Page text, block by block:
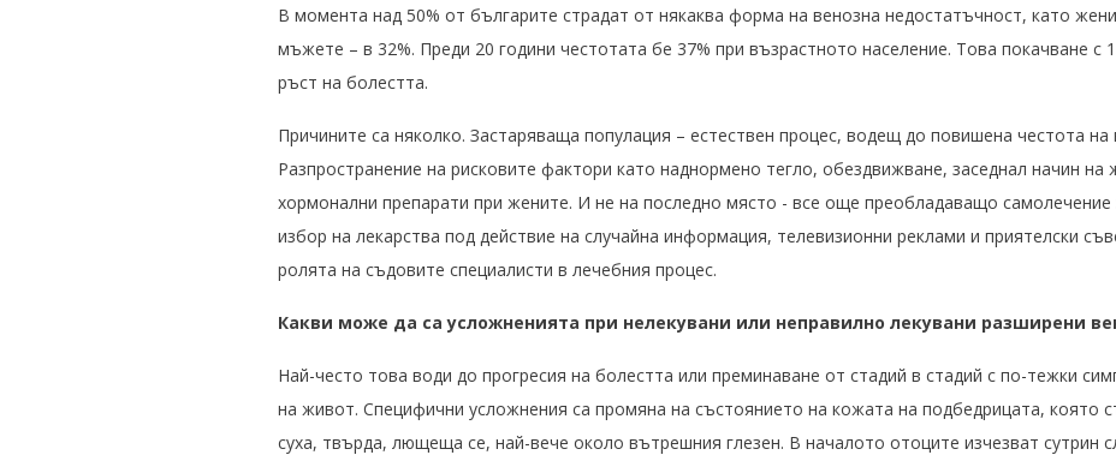
В момента над 50% от българите страдат от някаква форма на венозна недостатъчност, като
мъжете – в 32%. Преди 20 години честотата бе 37% при възрастното население. Това покачване с
ръст на болестта.
Причините са няколко. Застаряваща популация – естествен процес, водещ до повишена честота на
Разпространение на рисковите фактори като наднормено тегло, обездвижване, заседнал начин на
хормонални препарати при жените. И не на последно място - все още преобладаващо самолечение
избор на лекарства под действие на случайна информация, телевизионни реклами и приятелски
ролята на съдовите специалисти в лечебния процес.
Какви може да са усложненията при нелекувани или неправилно лекувани разширени
Най-често това води до прогресия на болестта или преминаване от стадий в стадий с по-тежки
на живот. Специфични усложнения са промяна на състоянието на кожата на подбедрицата, която
суха, твърда, лющеща се, най-вече около вътрешния глезен. В началото отоците изчезват сутрин